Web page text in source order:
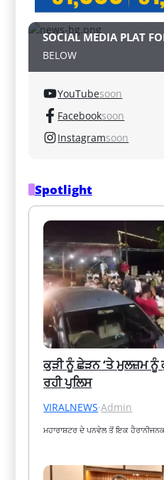
SOCIAL MEDIA PLAT
BELOW
YouTubesoon
Facebooksoon
Instagramsoon
Spotlight
ਕੁੜੀ ਨੂੰ ਛੇੜਨ ‘ਤੇ ਮੁਲਜ਼ਮ ਨੂੰ
ਰਹੀ ਪੁਲਿਸ
VIRALNEWS·Admin
ਮਹਾਰਾਸ਼ਟਰ ਦੇ ਪਨਵੇਲ ਤੋਂ ਇਕ